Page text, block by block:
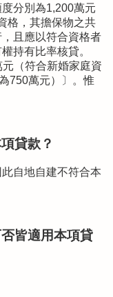
分別為1,200萬元
格，其擔保物之共
且應以符合資格者
持有比率核貸。
元（符合新婚家庭資
750萬元）〕。惟
貸款？
自地自建不符合本
皆適用本項貸